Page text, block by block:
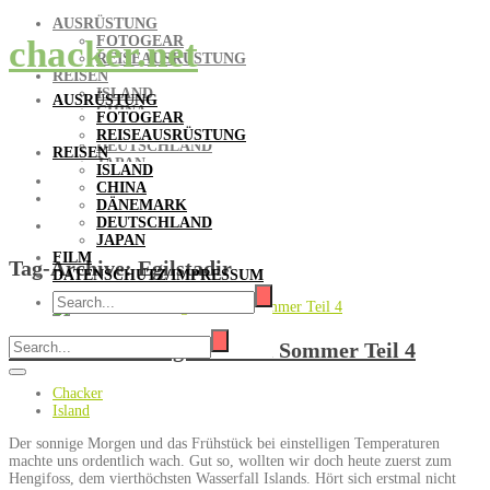
chacker.net
AUSRÜSTUNG
FOTOGEAR
REISEAUSRÜSTUNG
REISEN
ISLAND
CHINA
DÄNEMARK
DEUTSCHLAND
JAPAN
FILM
DATENSCHUTZ/IMPRESSUM
AUSRÜSTUNG
FOTOGEAR
REISEAUSRÜSTUNG
REISEN
ISLAND
CHINA
DÄNEMARK
DEUTSCHLAND
JAPAN
FILM
DATENSCHUTZ/IMPRESSUM
Tag-Archive:Egilstadir
Island 2015 – Ringstraße im Sommer Teil 4
Chacker
Island
Der sonnige Morgen und das Frühstück bei einstelligen Temperaturen
machte uns ordentlich wach. Gut so, wollten wir doch heute zuerst zum
Hengifoss, dem vierthöchsten Wasserfall Islands. Hört sich erstmal nicht